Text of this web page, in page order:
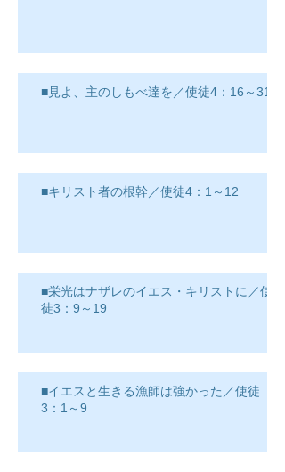
■見よ、主のしもべ達を／使徒4：16～31
■キリスト者の根幹／使徒4：1～12
■栄光はナザレのイエス・キリストに／使
徒3：9～19
■イエスと生きる漁師は強かった／使徒
3：1～9